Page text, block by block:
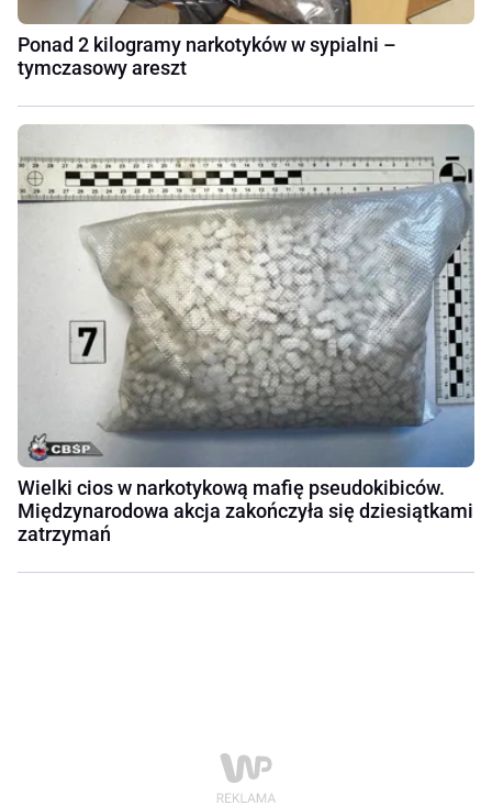
Ponad 2 kilogramy narkotyków w sypialni –
tymczasowy areszt
Wielki cios w narkotykową mafię pseudokibiców.
Międzynarodowa akcja zakończyła się dziesiątkami
zatrzymań